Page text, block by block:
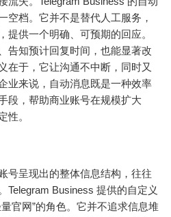
空档。它并不是替代人工服务，
提供一个明确、可预期的回应。
告知预计回复时间，也能显著改
在于，它让沟通不中断，同时又
业来说，自动消息既是一种效率
段，帮助商业账号在规模扩大
性。
号呈现出的整体信息结构，往往
Telegram Business 提供的自定义
官网”的角色。它并不追求信息堆